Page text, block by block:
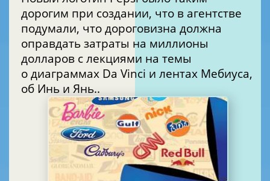
дорогим при создании, что в агентстве
подумали, что дороговизна должна
оправдать затраты на миллионы
долларов с лекциями на темы
о диаграммах Da Vinci и лентах Мебиуса,
об Инь и Янь..